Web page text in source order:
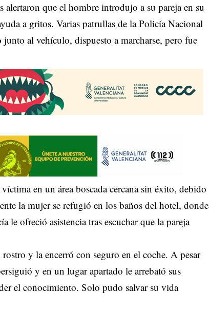
que el hombre introdujo a su pareja en su
a gritos. Varias patrullas de la Policía Nacional
al vehículo, dispuesto a marcharse, pero fue
en un área boscada cercana sin éxito, debido
la mujer se refugió en los baños del hotel, donde
le ofreció asistencia tras escuchar que la pareja
y la encerró con seguro en el coche. A pesar
y en un lugar apartado le arrebató sus
el conocimiento. Solo pudo salvar su vida